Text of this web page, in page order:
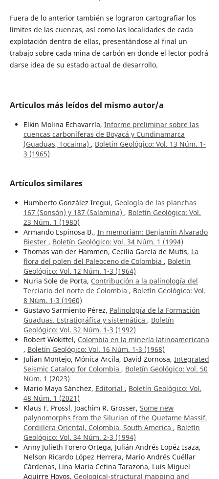
Fuera de lo anterior también se lograron cartografiar los
límites de las cuencas, así como las localidades de cada
explotación dentro de ellas, presentándose al final un
trabajo sobre cada mina de carbón en donde el lector podrá
darse idea de su estado actual de desarrollo.
Artículos más leídos del mismo autor/a
Elkin Molina Echavarría, Informe preliminar sobre las
cuencas carboníferas de Boyacá y Cundinamarca
(Guaduas, Tocaima) , Boletín Geológico: Vol. 13 Núm. 1-
3 (1965)
Artículos similares
Humberto González Iregui, Geología de las planchas
167 (Sonsón) y 187 (Salamina) , Boletín Geológico: Vol.
23 Núm. 1 (1980)
Armando Espinosa B., In memoriam: Benjamín Alvarado
Biester , Boletín Geológico: Vol. 34 Núm. 1 (1994)
Thomas van der Hammen, Cecilia García de Mutis, La
flora del polen del Paleoceno de Colombia , Boletín
Geológico: Vol. 12 Núm. 1-3 (1964)
Nuria Sole de Porta, Contribución a la palinología del
Terciario del norte de Colombia , Boletín Geológico: Vol.
8 Núm. 1-3 (1960)
Gustavo Sarmiento Pérez, Palinología de la Formación
Guaduas. Estratigráfica y sistemática , Boletín
Geológico: Vol. 32 Núm. 1-3 (1992)
Robert Wokittel, Colombia en la minería latinoamericana
, Boletín Geológico: Vol. 16 Núm. 1-3 (1968)
Julian Montejo, Mónica Arcila, David Zornosa, Integrated
Seismic Catalog for Colombia , Boletín Geológico: Vol. 50
Núm. 1 (2023)
Mario Maya Sánchez, Editorial , Boletín Geológico: Vol.
48 Núm. 1 (2021)
Klaus F. Prossl, Joachim R. Grosser, Some new
palynomorphs from the Silurian of the Quetame Massif,
Cordillera Oriental, Colombia, South America , Boletín
Geológico: Vol. 34 Núm. 2-3 (1994)
Anny Julieth Forero Ortega, Julián Andrés Lopéz Isaza,
Nelson Ricardo López Herrera, Mario Andrés Cuéllar
Cárdenas, Lina Maria Cetina Tarazona, Luis Miguel
Aguirre Hoyos, Geological-structural mapping and